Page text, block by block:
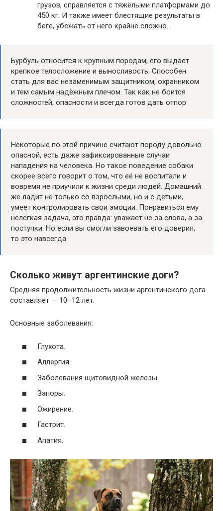
грузов, справляется с тяжёлыми платформами до
450 кг. И также имеет блестящие результаты в
беге, убежать от него крайне сложно.
Бурбуль относится к крупным породам, его выдаёт
крепкое телосложение и выносливость. Способен
стать для вас незаменимым защитником, охранником
и тем самым надёжным плечом. Так как не боится
сложностей, опасности и всегда готов дать отпор.
Некоторые по этой причине считают породу довольно
опасной, есть даже зафиксированные случаи
нападения на человека. Но такое поведение собаки
скорее всего говорит о том, что её не воспитали и
вовремя не приучили к жизни среди людей. Домашний
же ладит не только со взрослыми, но и с детьми,
умеет контролировать свои эмоции. Понравиться ему
нелёгкая задача, это правда: уважает не за слова, а за
поступки. Но если вы смогли завоевать его доверия,
то это навсегда.
Сколько живут аргентинские доги?
Средняя продолжительность жизни аргентинского дога
составляет — 10–12 лет.
Основные заболевания:
Глухота.
Аллергия.
Заболевания щитовидной железы.
Запоры.
Ожирение.
Гастрит.
Апатия.